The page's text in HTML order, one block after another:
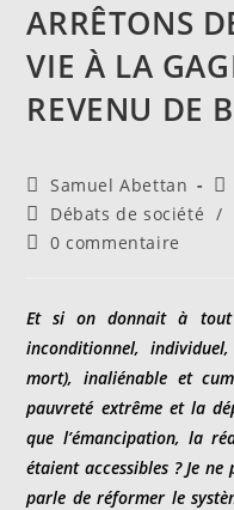
ARRÊTONS
VIE À LA
REVENU DE
Auteur/autrice
de
la
publication :
Samuel Abettan
Post
category:
Débats de société /
Commentaires
publication :
0 commentaire
Et si on donnait à tout
inconditionnel,
mort), inaliénable et
pauvreté extrême et la
que l’émancipation, la
étaient accessibles ? Je ne
parle de réformer le